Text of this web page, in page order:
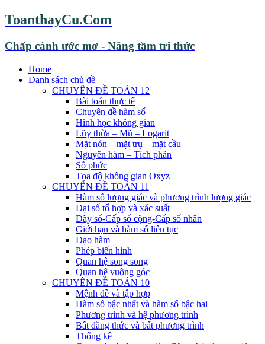
ToanthayCu.Com
Chấp cánh ước mơ - Nâng tầm tri thức
Home
Danh sách chủ đề
CHUYÊN ĐỀ TOÁN 12
Bài toán thực tế
Chuyên đề hàm số
Hình học không gian
Lũy thừa – Mũ – Logarit
Mặt nón – mặt trụ – mặt cầu
Nguyên hàm – Tích phân
Số phức
Tọa độ không gian Oxyz
CHUYÊN ĐỀ TOÁN 11
Hàm số lượng giác và phương trình lượng giác
Đại số tổ hợp và xác suất
Dãy số-Cấp số cộng-Cấp số nhân
Giới hạn và hàm số liên tục
Đạo hàm
Phép biến hình
Quan hệ song song
Quan hệ vuông góc
CHUYÊN ĐỀ TOÁN 10
Mệnh đề và tập hợp
Hàm số bậc nhất và hàm số bậc hai
Phương trình và hệ phương trình
Bất đẳng thức và bất phương trình
Thống kê